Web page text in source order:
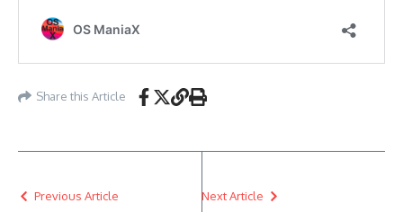
Share this Article
Previous Article Next Article